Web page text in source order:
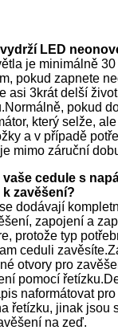
LED
je minimálně
pokud zapnete
asi 3krát delší
pokud
který selže,
a v případě
mimo záruční
cedule s
zavěšení?
dodávají
zapojení a
protože typ
ceduli
otvory pro
pomocí
naformátovat
řetízku, jinak jsou
na zeď.